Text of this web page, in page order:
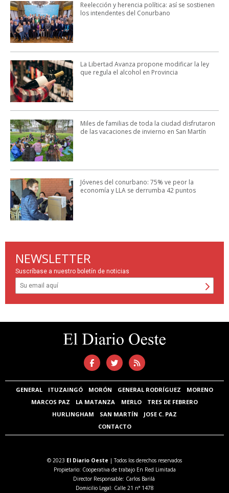
Reelección y herencia política: así se sostienen
los intendentes del Conurbano
La Libertad Avanza propone modificar la ley
que regula el alcohol en Provincia
Miles de familias de toda la ciudad disfrutaron
de las vacaciones de invierno en San Martín
Jóvenes del conurbano: 75% ve peor la
economía y LLA se derrumba 42 puntos
NEWSLETTER
Suscríbase a nuestro boletín de noticias
GENERAL ITUZAINGÓ MORÓN GENERAL RODRÍGUEZ
MORENO
MARCOS PAZ
LA MATANZA MERLO
TRES DE FEBRERO
HURLINGHAM
SAN MARTÍN
JOSE C. PAZ
CONTACTO
© 2023 El Diario Oeste | Todos los derechos reservados
Propietario: Cooperativa de trabajo En Red Limitada
Director Responsable: Carlos Barilá
Domicilio Legal: Calle 21 n° 1478